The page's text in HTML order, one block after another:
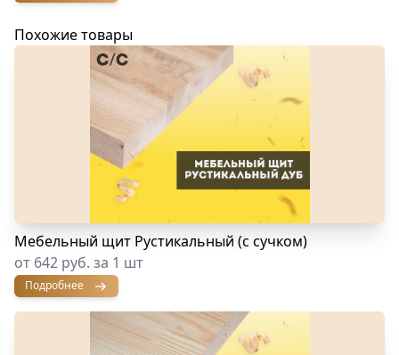
Похожие товары
Мебельный щит Рустикальный (с сучком)
от 642 руб. за 1 шт
Подробнее